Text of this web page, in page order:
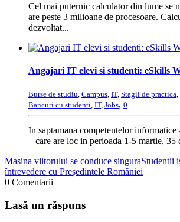
Cel mai puternic calculator din lume se
are peste 3 milioane de procesoare.
dezvoltat...
Angajari IT elevi si studenti: eSkills
Burse de studiu, Campus, IT, Stagii de practica,
Bancuri cu studenti, IT, Jobs, 0
In saptamana competentelor
– care are loc in perioada 1-5 martie, 35
Masina viitorului se conduce singuraStudentii
întrevedere cu Președintele României
0 Comentarii
Lasă un răspuns